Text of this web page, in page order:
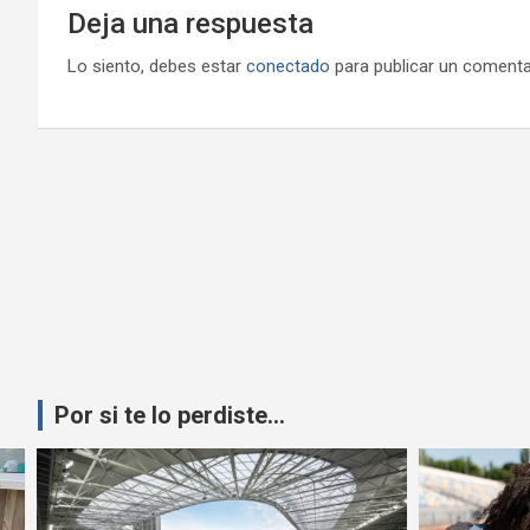
Deja una respuesta
Lo siento, debes estar conectado para publicar un
Por si te lo perdiste...